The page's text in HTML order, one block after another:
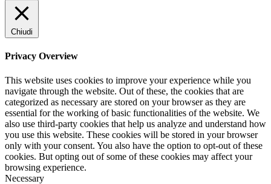
Chiudi
Privacy Overview
This website uses cookies to improve your experience while you
navigate through the website. Out of these, the cookies that are
categorized as necessary are stored on your browser as they are
essential for the working of basic functionalities of the website. We
also use third-party cookies that help us analyze and understand how
you use this website. These cookies will be stored in your browser
only with your consent. You also have the option to opt-out of these
cookies. But opting out of some of these cookies may affect your
browsing experience.
Necessary